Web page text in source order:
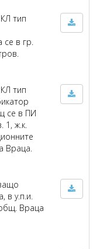
тип
в гр.
тип
се в ПИ
1, ж.к.
Враца.
в у.п.и.
Враца